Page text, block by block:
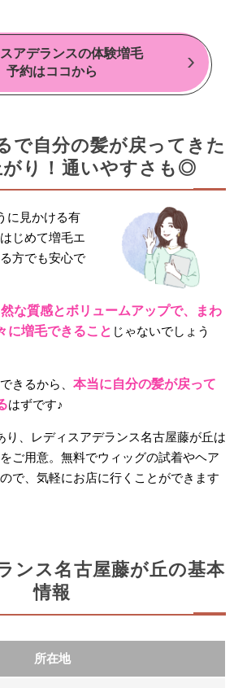
アデランスの体験増毛
予約はココから
で自分の髪が戻ってきた
がり！通いやすさも◎
に見かける有
じめて増毛エ
方でも安心で
然な質感とボリュームアップで、まわ
に増毛できること じゃないでしょう
きるから、 本当に自分の髪が戻って
はずです♪
り、レディスアデランス名古屋藤が丘は
ご用意。無料でウィッグの試着やヘア
で、気軽にお店に行くことができます
ンス名古屋藤が丘の基本
情報
所在地